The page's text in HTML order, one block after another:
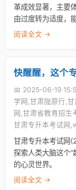
革成效显著，主要
由过度转为适度，
阅读全文 →
快醒醒，这个
📅 2025-06-19
学网,甘肃陇原行,
网,甘肃省教育招生
甘肃专升本考试网
甘肃专升本考试网
探索人类大脑这个
的心灵世界。
阅读全文 →